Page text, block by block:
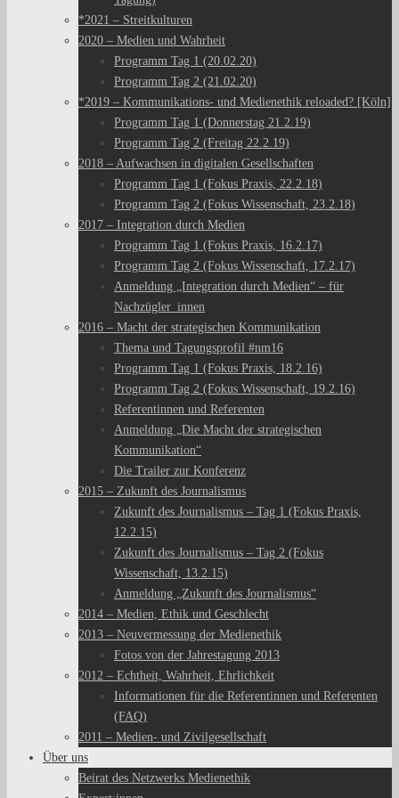
*2021 – Streitkulturen
2020 – Medien und Wahrheit
Programm Tag 1 (20.02.20)
Programm Tag 2 (21.02.20)
*2019 – Kommunikations- und Medienethik reloaded? [Köln]
Programm Tag 1 (Donnerstag 21.2.19)
Programm Tag 2 (Freitag 22.2.19)
2018 – Aufwachsen in digitalen Gesellschaften
Programm Tag 1 (Fokus Praxis, 22.2.18)
Programm Tag 2 (Fokus Wissenschaft, 23.2.18)
2017 – Integration durch Medien
Programm Tag 1 (Fokus Praxis, 16.2.17)
Programm Tag 2 (Fokus Wissenschaft, 17.2.17)
Anmeldung „Integration durch Medien“ – für
Nachzügler_innen
2016 – Macht der strategischen Kommunikation
Thema und Tagungsprofil #nm16
Programm Tag 1 (Fokus Praxis, 18.2.16)
Programm Tag 2 (Fokus Wissenschaft, 19.2.16)
Referentinnen und Referenten
Anmeldung „Die Macht der strategischen
Kommunikation“
Die Trailer zur Konferenz
2015 – Zukunft des Journalismus
Zukunft des Journalismus – Tag 1 (Fokus Praxis,
12.2.15)
Zukunft des Journalismus – Tag 2 (Fokus
Wissenschaft, 13.2.15)
Anmeldung „Zukunft des Journalismus“
2014 – Medien, Ethik und Geschlecht
2013 – Neuvermessung der Medienethik
Fotos von der Jahrestagung 2013
2012 – Echtheit, Wahrheit, Ehrlichkeit
Informationen für die Referentinnen und Referenten
(FAQ)
2011 – Medien- und Zivilgesellschaft
Über uns
Beirat des Netzwerks Medienethik